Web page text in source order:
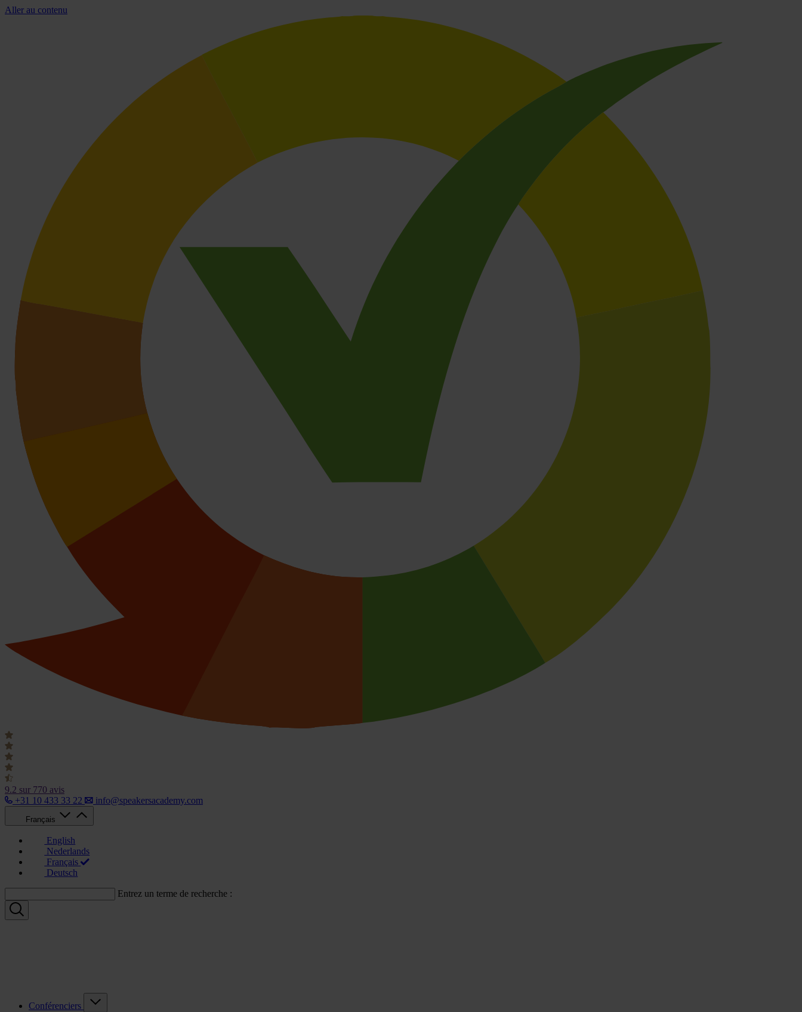
Aller au contenu
9.2 sur 770 avis
+31 10 433 33 22
info@speakersacademy.com
Français
English
Nederlands
Français
Deutsch
Entrez un terme de recherche :
Conférenciers